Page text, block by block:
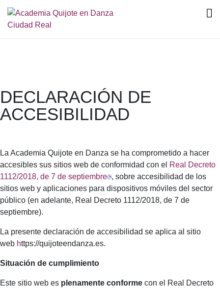
DECLARACIÓN DE
ACCESIBILIDAD
La Academia Quijote en Danza se ha comprometido a hacer
accesibles sus sitios web de conformidad con el Real Decreto
1112/2018, de 7 de septiembre , sobre accesibilidad de los
sitios web y aplicaciones para dispositivos móviles del sector
público (en adelante, Real Decreto 1112/2018, de 7 de
septiembre).
La presente declaración de accesibilidad se aplica al sitio
web https://quijoteendanza.es.
Situación de cumplimiento
Este sitio web es plenamente conforme con el Real Decreto